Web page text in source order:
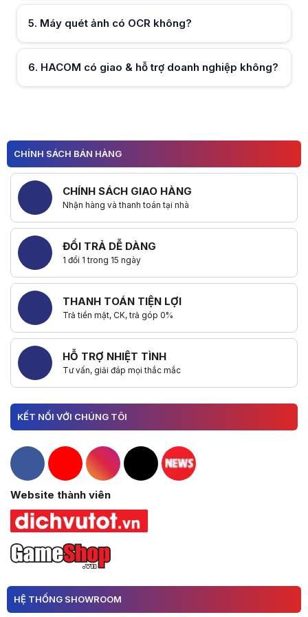
5. Máy quét ảnh có OCR không?
6. HACOM có giao & hỗ trợ doanh nghiệp không?
2
CHÍNH SÁCH BÁN HÀNG
CHÍNH SÁCH GIAO HÀNG
Nhận hàng và thanh toán tại nhà
ĐỔI TRẢ DỄ DÀNG
1 đổi 1 trong 15 ngày
THANH TOÁN TIỆN LỢI
Trả tiền mặt, CK, trả góp 0%
HỖ TRỢ NHIỆT TÌNH
Tư vấn, giải đáp mọi thắc mắc
KẾT NỐI VỚI CHÚNG TÔI
Hacom Facebook
Hacom YouTube
Hacom Instagram
Hacom TikTok
Website thành viên
HỆ THỐNG SHOWROOM